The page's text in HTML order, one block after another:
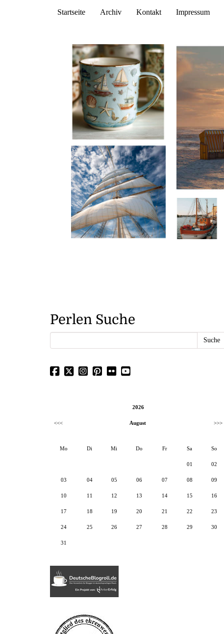
Startseite Archiv Kontakt Impressum
Perlen Suche
2026
<<< August >>>
Mo Di Mi Do Fr Sa So
01 02
03 04 05 06 07 08 09
10 11 12 13 14 15 16
17 18 19 20 21 22 23
24 25 26 27 28 29 30
31